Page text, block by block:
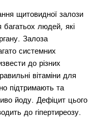
щитовидної залози
людей, які
Залоза
системних
до різних
вітаміни для
підтримають та
йоду. Дефіцит цього
до гіпертиреозу.